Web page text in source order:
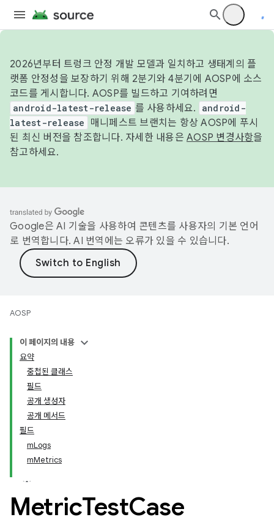
2026년부터 트렁크 안정 개발 모델과 일치하고 생태계의 플
랫폼 안정성을 보장하기 위해 2분기와 4분기에 AOSP에 소스
코드를 게시합니다. AOSP를 빌드하고 기여하려면
android-latest-release 를 사용하세요.
android-
latest-release
매니페스트 브랜치는 항상 AOSP에 푸시
된 최신 버전을 참조합니다. 자세한 내용은 AOSP 변경사항을
참고하세요.
Google은 AI 기술을 사용하여 콘텐츠를 사용자의 기본 언어
로 번역합니다. AI 번역에는 오류가 있을 수 있습니다.
AOSP
이 페이지의 내용
요약
중첩된 클래스
필드
공개 생성자
공개 메서드
필드
mLogs
mMetrics
MetricTestCase